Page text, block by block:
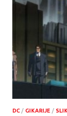
DC / GIKARIJE /